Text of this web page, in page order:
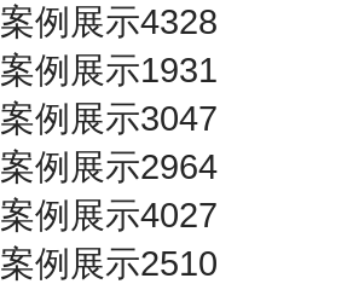
案例展示4328
案例展示1931
案例展示3047
案例展示2964
案例展示4027
案例展示2510